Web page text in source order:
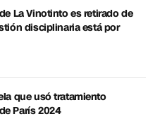
La Vinotinto es retirado de
disciplinaria está por
que usó tratamiento
París 2024